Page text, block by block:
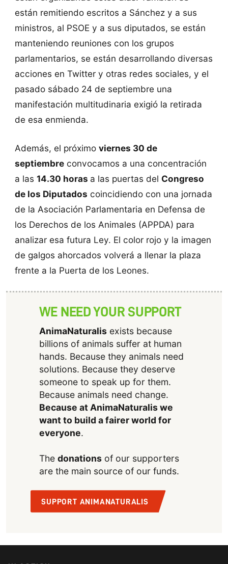
están remitiendo escritos a Sánchez y a sus
ministros, al PSOE y a sus diputados, se están
manteniendo reuniones con los grupos
parlamentarios, se están desarrollando diversas
acciones en Twitter y otras redes sociales, y el
pasado sábado 24 de septiembre una
manifestación multitudinaria exigió la retirada
de esa enmienda.
Además, el próximo viernes 30 de
septiembreconvocamos a una concentración
a las 14.30 horas a las puertas del Congreso
de los Diputados coincidiendo con una jornada
de la Asociación Parlamentaria en Defensa de
los Derechos de los Animales (APPDA) para
analizar esa futura Ley. El color rojo y la imagen
de galgos ahorcados volverá a llenar la plaza
frente a la Puerta de los Leones.
WE NEED YOUR SUPPORT
AnimaNaturalisexists because
billions of animals suffer at human
hands. Because they animals need
solutions. Because they deserve
someone to speak up for them.
Because animals need change.
Because at AnimaNaturalis we
want to build a fairer world for
everyone.
The donationsof our supporters
are the main source of our funds.
SUPPORT ANIMANATURALIS